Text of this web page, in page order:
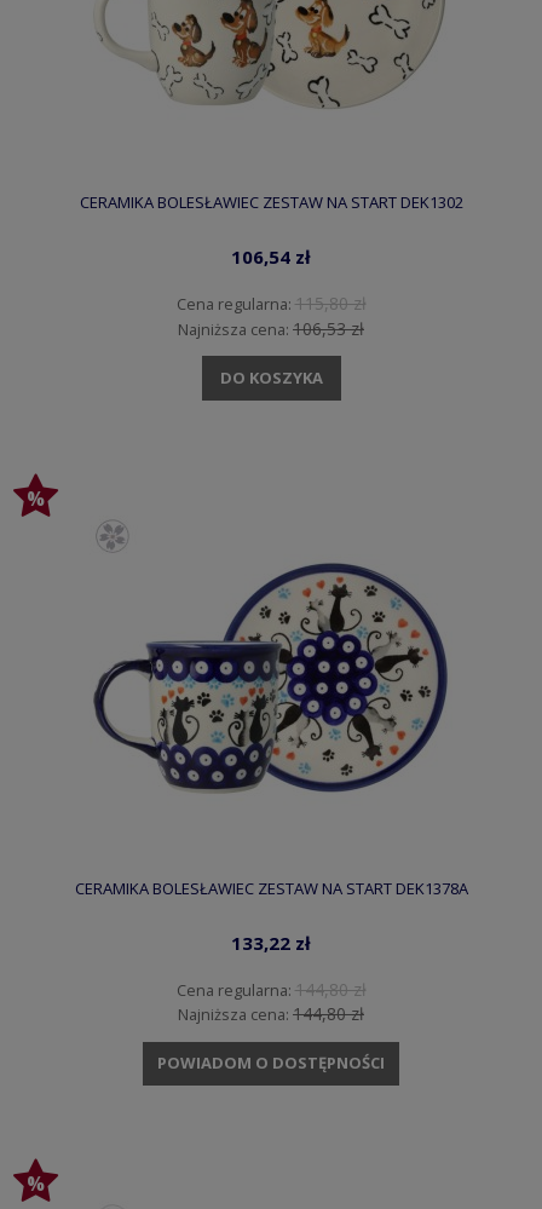
CERAMIKA BOLESŁAWIEC ZESTAW NA START DEK1302
106,54 zł
Cena regularna: 115,80 zł
Najniższa cena: 106,53 zł
DO KOSZYKA
CERAMIKA BOLESŁAWIEC ZESTAW NA START DEK1378A
133,22 zł
Cena regularna: 144,80 zł
Najniższa cena: 144,80 zł
POWIADOM O DOSTĘPNOŚCI